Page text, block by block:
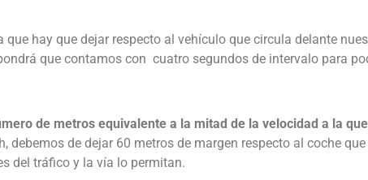
que hay que dejar respecto al vehículo que circula delante
que contamos con cuatro segundos de intervalo para
de metros equivalente a la mitad de la velocidad a la que
debemos de dejar 60 metros de margen respecto al coche que
del tráfico y la vía lo permitan.